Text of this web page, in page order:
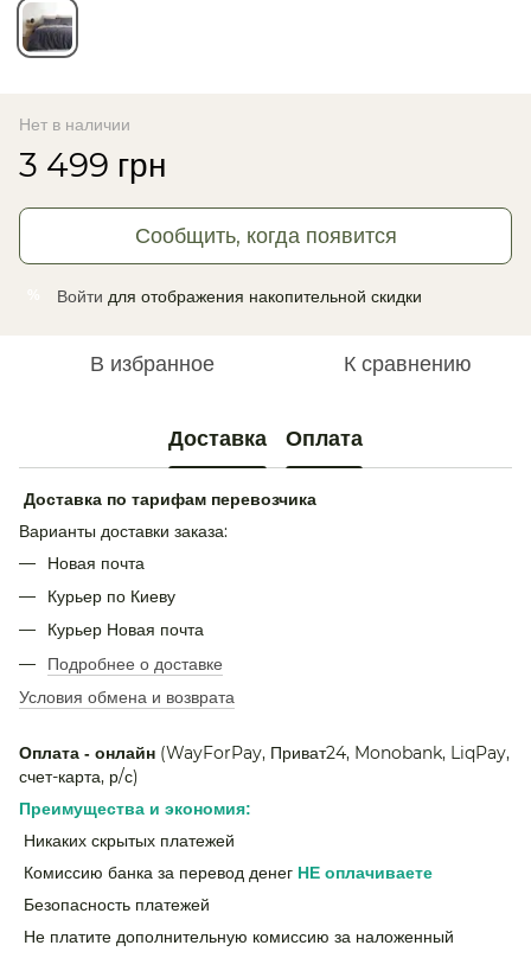
Нет в наличии
3 499 грн
Сообщить, когда появится
Войти для отображения накопительной скидки
В избранное К сравнению
Доставка Оплата
Доставка по тарифам перевозчика
Варианты доставки заказа:
Новая почта
Курьер по Киеву
Курьер Новая почта
Подробнее о доставке
Условия обмена и возврата
Оплата - онлайн (WayForPay, Приват24, Monobank, LiqPay,
счет-карта, р/с)
Преимущества и экономия:
Никаких скрытых платежей
Комиссию банка за перевод денег НЕ оплачиваете
Безопасность платежей
Не платите дополнительную комиссию за наложенный